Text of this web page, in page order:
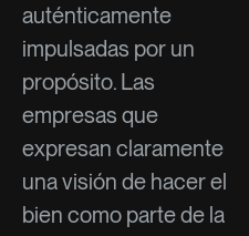
auténticamente
impulsadas por un
propósito. Las
empresas que
expresan claramente
una visión de hacer el
bien como parte de la